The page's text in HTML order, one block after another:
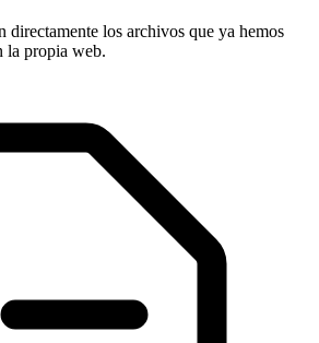
directamente los archivos que ya hemos
la propia web.